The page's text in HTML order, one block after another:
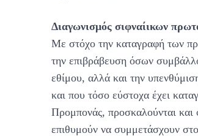
Διαγωνισμός σιφναίικων
Με στόχο την καταγραφή των
την επιβράβευση όσων
εθίμου, αλλά και την
και που τόσο εύστοχα έχει
Προμπονάς, προσκαλούνται και
επιθυμούν να συμμετάσχουν